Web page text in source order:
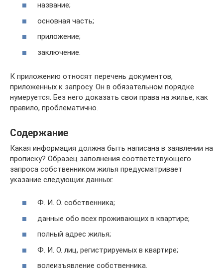
название;
основная часть;
приложение;
заключение.
К приложению относят перечень документов,
приложенных к запросу. Он в обязательном порядке
нумеруется. Без него доказать свои права на жилье, как
правило, проблематично.
Содержание
Какая информация должна быть написана в заявлении на
прописку? Образец заполнения соответствующего
запроса собственником жилья предусматривает
указание следующих данных:
Ф. И. О. собственника;
данные обо всех проживающих в квартире;
полный адрес жилья;
Ф. И. О. лиц, регистрируемых в квартире;
волеизъявление собственника.